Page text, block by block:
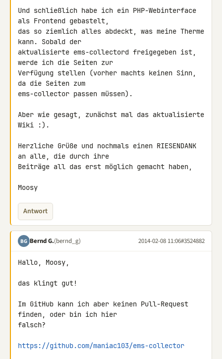
Und schließlich habe ich ein PHP-Webinterface
als Frontend gebastelt,
das so ziemlich alles abdeckt, was meine Therme
kann. Sobald der
aktualisierte ems-collectord freigegeben ist,
werde ich die Seiten zur
Verfügung stellen (vorher machts keinen Sinn,
da die Seiten zum
ems-collector passen müssen).
Aber wie gesagt, zunächst mal das aktualisierte
Wiki :).
Herzliche Grüße und nochmals einen RIESENDANK
an alle, die durch ihre
Beiträge all das erst möglich gemacht haben,
Moosy
Antwort
BG Bernd G.(bernd_g) 2014-02-08 11:06#3524882
Hallo, Moosy,
das klingt gut!
Im GitHub kann ich aber keinen Pull-Request
finden, oder bin ich hier
falsch?
https://github.com/maniac103/ems-collector